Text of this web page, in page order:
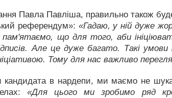
Павла Павліша, правильно також
референдум»: «Гадаю, у ній дуже
пам'ятаємо, що для того, аби
Але це дуже багато. Такі
Тому для нас важливо
в нардепи, ми маємо не
«Для цього ми зробимо ряд